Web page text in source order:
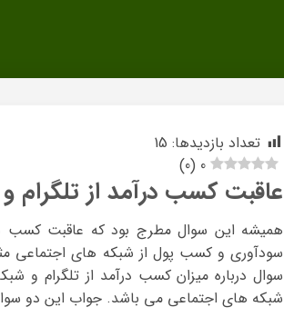
تعداد بازدیدها: 15
0
(
0
)
عاقبت کسب درآمد از تلگرام
همیشه این سوال مطرج بود که عاقبت کسب
سودآوری و کسب پول از شبکه های اجتماعی
سوال درباره میزان کسب درآمد از تلگرام و
شبکه های اجتماعی می باشد. جواب این دو